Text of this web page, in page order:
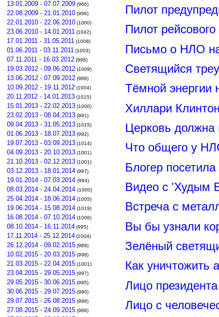
13.01.2009 - 07.07.2009 (966)
22.08.2009 - 21.01.2010 (996)
22.01.2010 - 22.06.2010 (1000)
23.06.2010 - 14.01.2011 (1042)
17.01.2011 - 31.05.2011 (1008)
01.06.2011 - 03.11.2011 (1003)
07.11.2011 - 16.03.2012 (996)
19.03.2012 - 09.06.2012 (1009)
13.06.2012 - 07.09.2012 (988)
10.09.2012 - 19.11.2012 (1004)
20.11.2012 - 14.01.2013 (1015)
15.01.2013 - 22.02.2013 (1000)
23.02.2013 - 08.04.2013 (991)
09.04.2013 - 31.05.2013 (1015)
01.06.2013 - 18.07.2013 (992)
19.07.2013 - 03.09.2013 (1014)
04.09.2013 - 20.10.2013 (1001)
21.10.2013 - 02.12.2013 (1001)
03.12.2013 - 18.01.2014 (997)
19.01.2014 - 07.03.2014 (994)
08.03.2014 - 24.04.2014 (1000)
25.04.2014 - 18.06.2014 (1005)
19.06.2014 - 15.08.2014 (1019)
16.08.2014 - 07.10.2014 (1006)
08.10.2014 - 16.11.2014 (995)
17.11.2014 - 25.12.2014 (1004)
26.12.2014 - 09.02.2015 (989)
10.02.2015 - 20.03.2015 (998)
21.03.2015 - 22.04.2015 (1001)
23.04.2015 - 29.05.2015 (997)
29.05.2015 - 30.06.2015 (995)
30.06.2015 - 29.07.2015 (990)
29.07.2015 - 26.08.2015 (998)
27.08.2015 - 24.09.2015 (988)
Пилот
Пилот
Письмо о НЛО
Светящийся
Тёмной энергии
Хиллари
Церковь должна
Что общего у
Блогер
Видео с 'Худым
Встреча с
Вы бы узнали
Зелёный
Как уничтожить
Лицо
Лицо с